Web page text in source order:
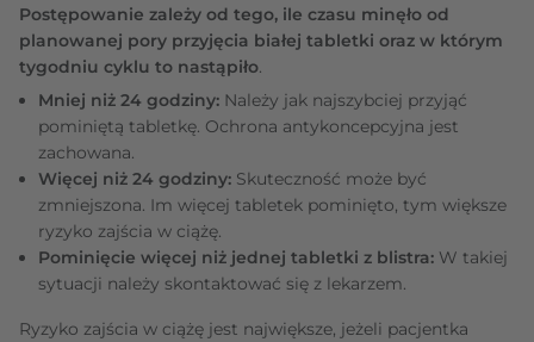
Postępowanie zależy od tego, ile czasu minęło od
planowanej pory przyjęcia białej tabletki oraz w którym
tygodniu cyklu to nastąpiło.
Mniej niż 24 godziny: Należy jak najszybciej przyjąć
pominiętą tabletkę. Ochrona antykoncepcyjna jest
zachowana.
Więcej niż 24 godziny: Skuteczność może być
zmniejszona. Im więcej tabletek pominięto, tym większe
ryzyko zajścia w ciążę.
Pominięcie więcej niż jednej tabletki z blistra: W takiej
sytuacji należy skontaktować się z lekarzem.
Ryzyko zajścia w ciążę jest największe, jeżeli pacjentka